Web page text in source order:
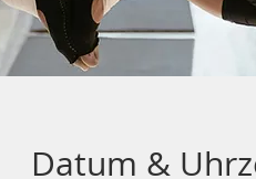
Datum &